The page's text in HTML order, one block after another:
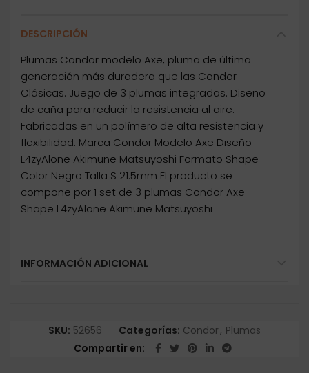
DESCRIPCIÓN
Plumas Condor modelo Axe, pluma de última
generación más duradera que las Condor
Clásicas. Juego de 3 plumas integradas. Diseño
de caña para reducir la resistencia al aire.
Fabricadas en un polímero de alta resistencia y
flexibilidad. Marca Condor Modelo Axe Diseño
L4zyAlone Akimune Matsuyoshi Formato Shape
Color Negro Talla S 21.5mm El producto se
compone por 1 set de 3 plumas Condor Axe
Shape L4zyAlone Akimune Matsuyoshi
INFORMACIÓN ADICIONAL
SKU: 52656 Categorías: Condor, Plumas
Compartir en